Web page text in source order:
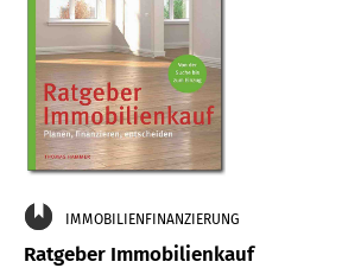
IMMOBILIENFINANZIERUNG
Ratgeber Immobilienkauf